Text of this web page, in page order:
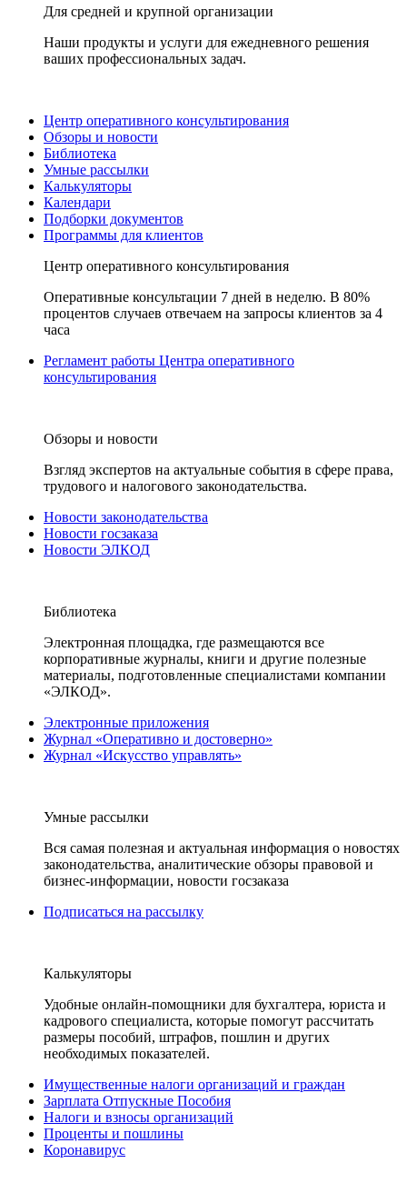
Для средней и крупной организации
Наши продукты и услуги для ежедневного решения
ваших профессиональных задач.
Центр оперативного консультирования
Обзоры и новости
Библиотека
Умные рассылки
Калькуляторы
Календари
Подборки документов
Программы для клиентов
Центр оперативного консультирования
Оперативные консультации 7 дней в неделю. В 80%
процентов случаев отвечаем на запросы клиентов за 4
часа
Регламент работы Центра оперативного
консультирования
Обзоры и новости
Взгляд экспертов на актуальные события в сфере права,
трудового и налогового законодательства.
Новости законодательства
Новости госзаказа
Новости ЭЛКОД
Библиотека
Электронная площадка, где размещаются все
корпоративные журналы, книги и другие полезные
материалы, подготовленные специалистами компании
«ЭЛКОД».
Электронные приложения
Журнал «Оперативно и достоверно»
Журнал «Искусство управлять»
Умные рассылки
Вся самая полезная и актуальная информация о новостях
законодательства, аналитические обзоры правовой и
бизнес-информации, новости госзаказа
Подписаться на рассылку
Калькуляторы
Удобные онлайн-помощники для бухгалтера, юриста и
кадрового специалиста, которые помогут рассчитать
размеры пособий, штрафов, пошлин и других
необходимых показателей.
Имущественные налоги организаций и граждан
Зарплата Отпускные Пособия
Налоги и взносы организаций
Проценты и пошлины
Коронавирус